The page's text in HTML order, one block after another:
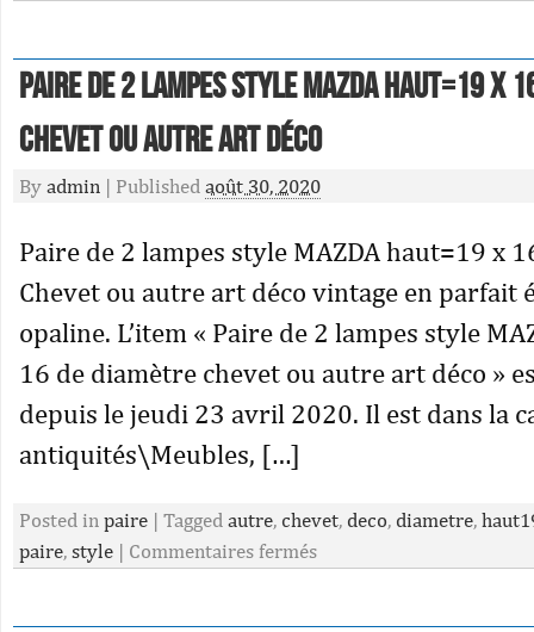
Paire de 2 lampes style MAZDA haut=19 x
chevet ou autre art déco
By admin | Published août 30, 2020
Paire de 2 lampes style MAZDA haut=19 x
Chevet ou autre art déco vintage en parfait
opaline. L’item « Paire de 2 lampes style
16 de diamètre chevet ou autre art déco »
depuis le jeudi 23 avril 2020. Il est dans la
antiquités\Meubles, […]
Posted in paire | Tagged autre, chevet, deco, diametre,
paire, style | Commentaires fermés